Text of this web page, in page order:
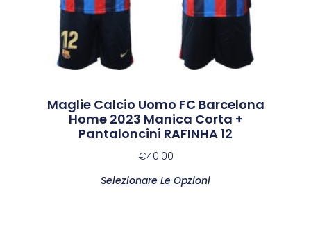
Maglie Calcio Uomo FC Barcelona
Home 2023 Manica Corta +
Pantaloncini RAFINHA 12
€40.00
Selezionare Le Opzioni